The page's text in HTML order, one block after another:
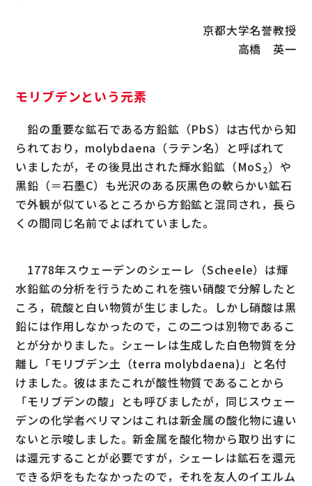
京都大学名誉教授
高橋 英一
モリブデンという元素
鉛の重要な鉱石である方鉛鉱（PbS）は古代から知
られており，molybdaena（ラテン名）と呼ばれて
いましたが，その後見出された輝水鉛鉱（MoS2）や
黒鉛（＝石墨C）も光沢のある灰黒色の軟らかい鉱石
で外観が似ているところから方鉛鉱と混同され，長ら
くの間同じ名前でよばれていました。
1778年スウェーデンのシェーレ（Scheele）は輝
水鉛鉱の分析を行うためこれを強い硝酸で分解したと
ころ，硫酸と白い物質が生じました。しかし硝酸は黒
鉛には作用しなかったので，この二つは別物であるこ
とが分かりました。シェーレは生成した白色物質を分
離し「モリブデン土（terra molybdaena)」と名付
けました。彼はまたこれが酸性物質であることから
「モリブデンの酸」とも呼びましたが，同じスウェー
デンの化学者べリマンはこれは新金属の酸化物に違い
ないと示唆しました。新金属を酸化物から取り出すに
は還元することが必要ですが，シェーレは鉱石を還元
できる炉をもたなかったので，それを友人のイエルム